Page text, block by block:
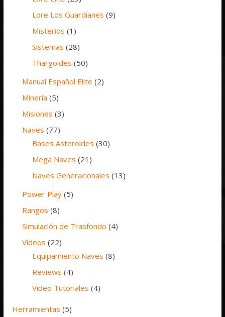
Lore Los Guardianes (9)
Misterios (1)
Sistemas (28)
Thargoides (50)
Manual Español Elite (2)
Minería (5)
Misiones (3)
Naves (77)
Bases Asteroides (30)
Mega Naves (21)
Naves Generacionales (13)
Power Play (5)
Rangos (8)
Simulación de Trasfondo (4)
Vídeos (22)
Equipamiento Naves (8)
Reviews (4)
Video Tutoriales (4)
Herramientas (5)